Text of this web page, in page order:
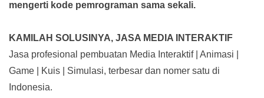
mengerti kode pemrograman sama sekali.
KAMILAH SOLUSINYA, JASA MEDIA INTERAKTIF
Jasa profesional pembuatan Media Interaktif | Animasi |
Game | Kuis | Simulasi, terbesar dan nomer satu di
Indonesia.